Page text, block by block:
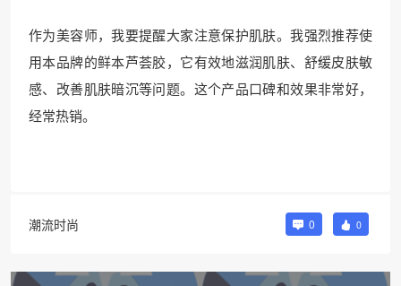
作为美容师，我要提醒大家注意保护肌肤。我强烈推荐使
用本品牌的鲜本芦荟胶，它有效地滋润肌肤、舒缓皮肤敏
感、改善肌肤暗沉等问题。这个产品口碑和效果非常好，
经常热销。
潮流时尚 0 0